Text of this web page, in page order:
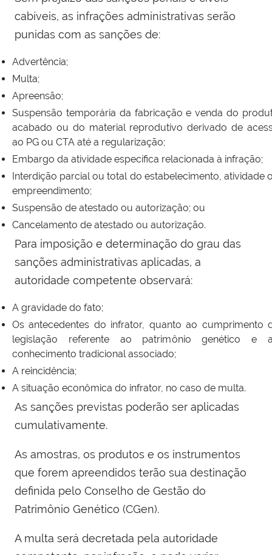
cabíveis, as infrações administrativas serão
punidas com as sanções de:
Advertência;
Multa;
Apreensão;
Suspensão temporária da fabricação e venda do
acabado ou do material reprodutivo derivado de
ao PG ou CTA até a regularização;
Embargo da atividade específica relacionada à infração;
Interdição parcial ou total do estabelecimento, atividade
empreendimento;
Suspensão de atestado ou autorização; ou
Cancelamento de atestado ou autorização.
Para imposição e determinação do grau das
sanções administrativas aplicadas, a
autoridade competente observará:
A gravidade do fato;
Os antecedentes do infrator, quanto ao cumprimento
legislação referente ao patrimônio genético e
conhecimento tradicional associado;
A reincidência;
A situação econômica do infrator, no caso de multa.
As sanções previstas poderão ser aplicadas
cumulativamente.
As amostras, os produtos e os instrumentos
que forem apreendidos terão sua destinação
definida pelo Conselho de Gestão do
Patrimônio Genético (CGen).
A multa será decretada pela autoridade